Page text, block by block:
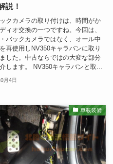
説！
クカメラの取り付けは、時間がか
ィオ交換の一つですね。今回は、
バックカメラではなく、オール中
再使用しNV350キャラバンに取り
した。中古ならではの大変な部分
します。 NV350キャラバンと取...
月4日
車載装備